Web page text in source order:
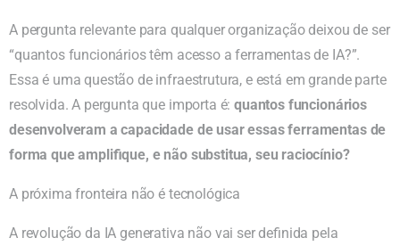
A pergunta relevante para qualquer organização deixou de ser
“quantos funcionários têm acesso a ferramentas de IA?”.
Essa é uma questão de infraestrutura, e está em grande parte
resolvida. A pergunta que importa é: quantos funcionários
desenvolveram a capacidade de usar essas ferramentas de
forma que amplifique, e não substitua, seu raciocínio?
A próxima fronteira não é tecnológica
A revolução da IA generativa não vai ser definida pela